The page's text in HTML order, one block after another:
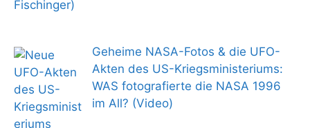
Geheime NASA-Fotos & die UFO-
Akten des US-Kriegsministeriums:
WAS fotografierte die NASA 1996
im All? (Video)